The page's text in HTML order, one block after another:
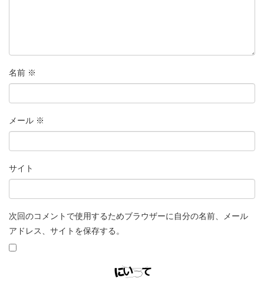
名前 ※
メール ※
サイト
次回のコメントで使用するためブラウザーに自分の名前、メール
アドレス、サイトを保存する。